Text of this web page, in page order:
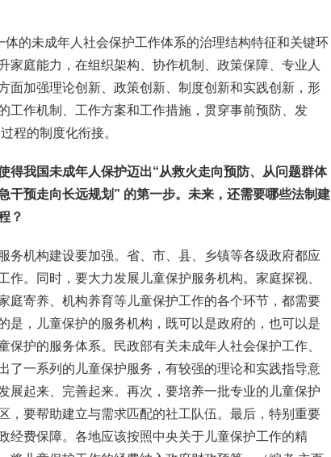
体的未成年人社会保护工作体系的治理结构特征和关键环
家庭能力，在组织架构、协作机制、政策保障、专业人
面加强理论创新、政策创新、制度创新和实践创新，形
工作机制、工作方案和工作措施，贯穿事前预防、发
程的制度化衔接。
得我国未成年人保护迈出“从救火走向预防、从问题群体
干预走向长远规划” 的第一步。未来，还需要哪些法制建
？
务机构建设要加强。省、市、县、乡镇等各级政府都应
。同时，要大力发展儿童保护服务机构。家庭探视、
庭寄养、机构养育等儿童保护工作的各个环节，都需要
是，儿童保护的服务机构，既可以是政府的，也可以是
护的服务体系。民政部有关未成年人社会保护工作、
了一系列的儿童保护服务，有较强的理论和实践指导意
展起来、完善起来。再次，要培养一批专业的儿童保护
，要帮助建立与需求匹配的社工队伍。最后，特别重要
经费保障。各地应该按照中央关于儿童保护工作的精